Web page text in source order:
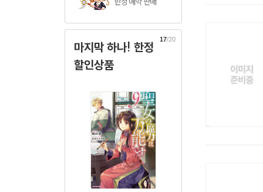
마지막 하나! 한정
할인상품
17/20